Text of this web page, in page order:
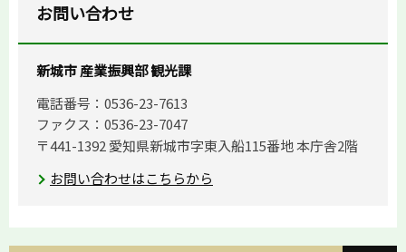
お問い合わせ
新城市 産業振興部 観光課
電話番号：0536-23-7613
ファクス：0536-23-7047
〒441-1392 愛知県新城市字東入船115番地 本庁舎2階
お問い合わせはこちらから